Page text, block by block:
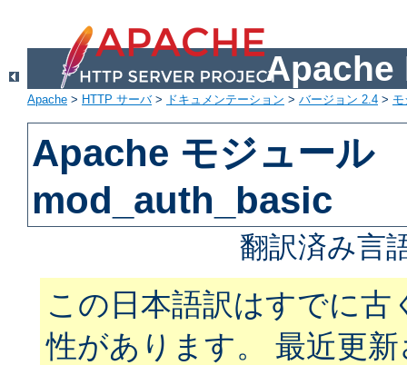
Apache
Apache > HTTP サーバ> ドキュメンテーション > バージョン 2.4 >
Apache モジュール
mod_auth_basic
翻訳済み言
この日本語訳はすでに古
性があります。 最近更